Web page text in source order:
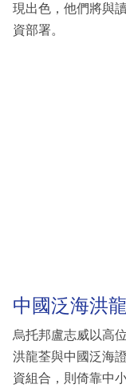
現出色，他們將與
資部署。
中國泛海洪
烏托邦盧志威以高
洪龍荃與中國泛海
資組合，則倚靠中